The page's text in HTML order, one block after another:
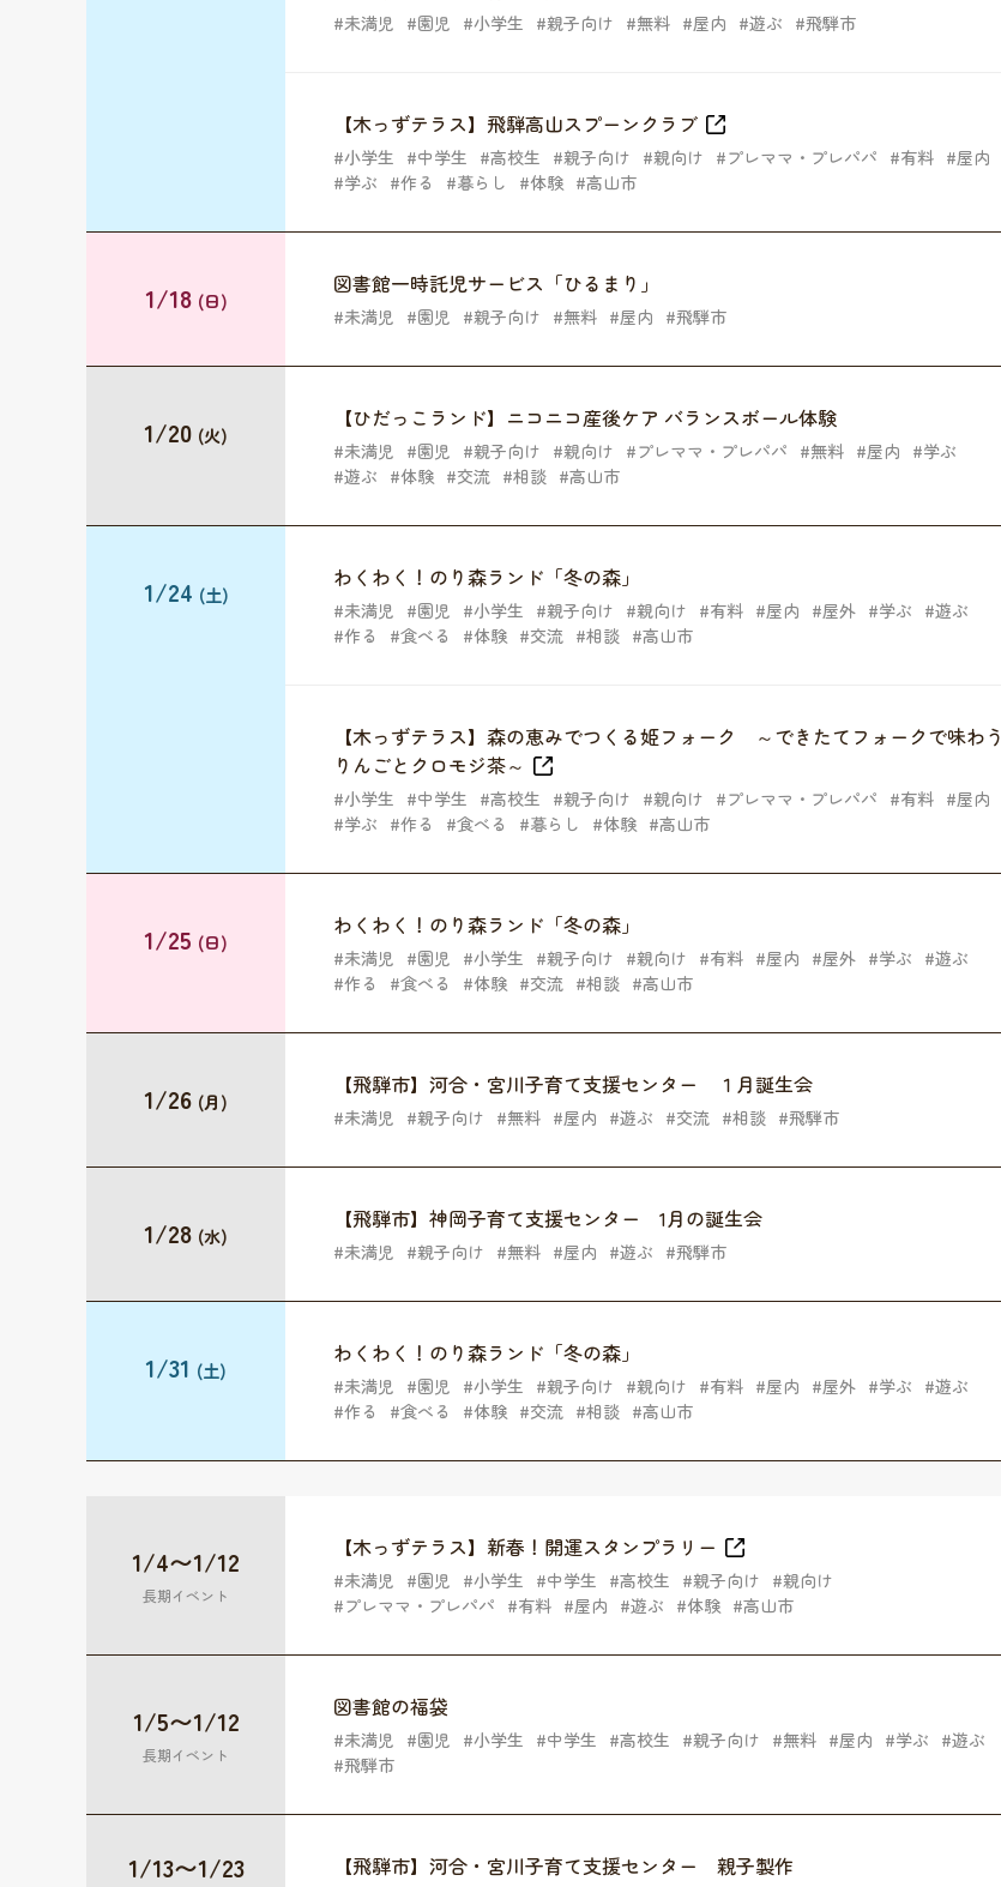
未満児 園児 小学生 親子向け 無料 屋内 遊ぶ 飛騨市
【木っずテラス】飛騨高山スプーンクラブ
小学生 中学生 高校生 親子向け 親向け プレママ・プレパパ 有料
屋内
学ぶ
作る 暮らし 体験 高山市
1/18 (日)
図書館一時託児サービス「ひるまり」
未満児 園児 親子向け 無料 屋内 飛騨市
1/20 (火)
【ひだっこランド】ニコニコ産後ケア バランスボール体験
未満児 園児 親子向け 親向け プレママ・プレパパ 無料 屋内
学ぶ
遊ぶ
体験 交流 相談 高山市
1/24 (土)
わくわく！のり森ランド「冬の森」
未満児 園児 小学生 親子向け 親向け 有料 屋内 屋外 学ぶ
遊ぶ
作る
食べる 体験 交流 相談 高山市
【木っずテラス】森の恵みでつくる姫フォーク ～できたてフォークで味わう
りんごとクロモジ茶～
小学生 中学生 高校生 親子向け 親向け プレママ・プレパパ 有料
屋内
学ぶ
作る 食べる 暮らし 体験 高山市
1/25 (日)
わくわく！のり森ランド「冬の森」
未満児 園児 小学生 親子向け 親向け 有料 屋内 屋外 学ぶ
遊ぶ
作る
食べる 体験 交流 相談 高山市
1/26 (月)
【飛騨市】河合・宮川子育て支援センター １月誕生会
未満児 親子向け 無料 屋内 遊ぶ 交流 相談 飛騨市
1/28 (水)
【飛騨市】神岡子育て支援センター 1月の誕生会
未満児 親子向け 無料 屋内 遊ぶ 飛騨市
1/31 (土)
わくわく！のり森ランド「冬の森」
未満児 園児 小学生 親子向け 親向け 有料 屋内 屋外 学ぶ
遊ぶ
作る
食べる 体験 交流 相談 高山市
1/4〜1/12
長期イベント
【木っずテラス】新春！開運スタンプラリー
未満児 園児 小学生 中学生 高校生 親子向け
親向け
プレママ・プレパパ
有料 屋内 遊ぶ 体験 高山市
1/5〜1/12
長期イベント
図書館の福袋
未満児 園児 小学生 中学生 高校生 親子向け 無料 屋内 学ぶ
遊ぶ
飛騨市
1/13〜1/23 【飛騨市】河合・宮川子育て支援センター 親子製作